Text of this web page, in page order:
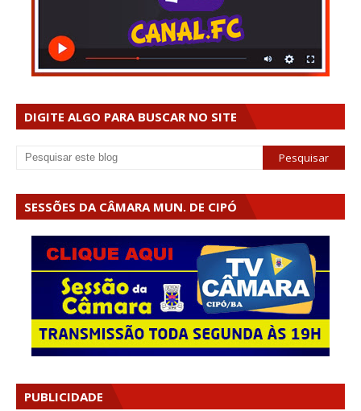
DIGITE ALGO PARA BUSCAR NO SITE
SESSÕES DA CÂMARA MUN. DE CIPÓ
PUBLICIDADE